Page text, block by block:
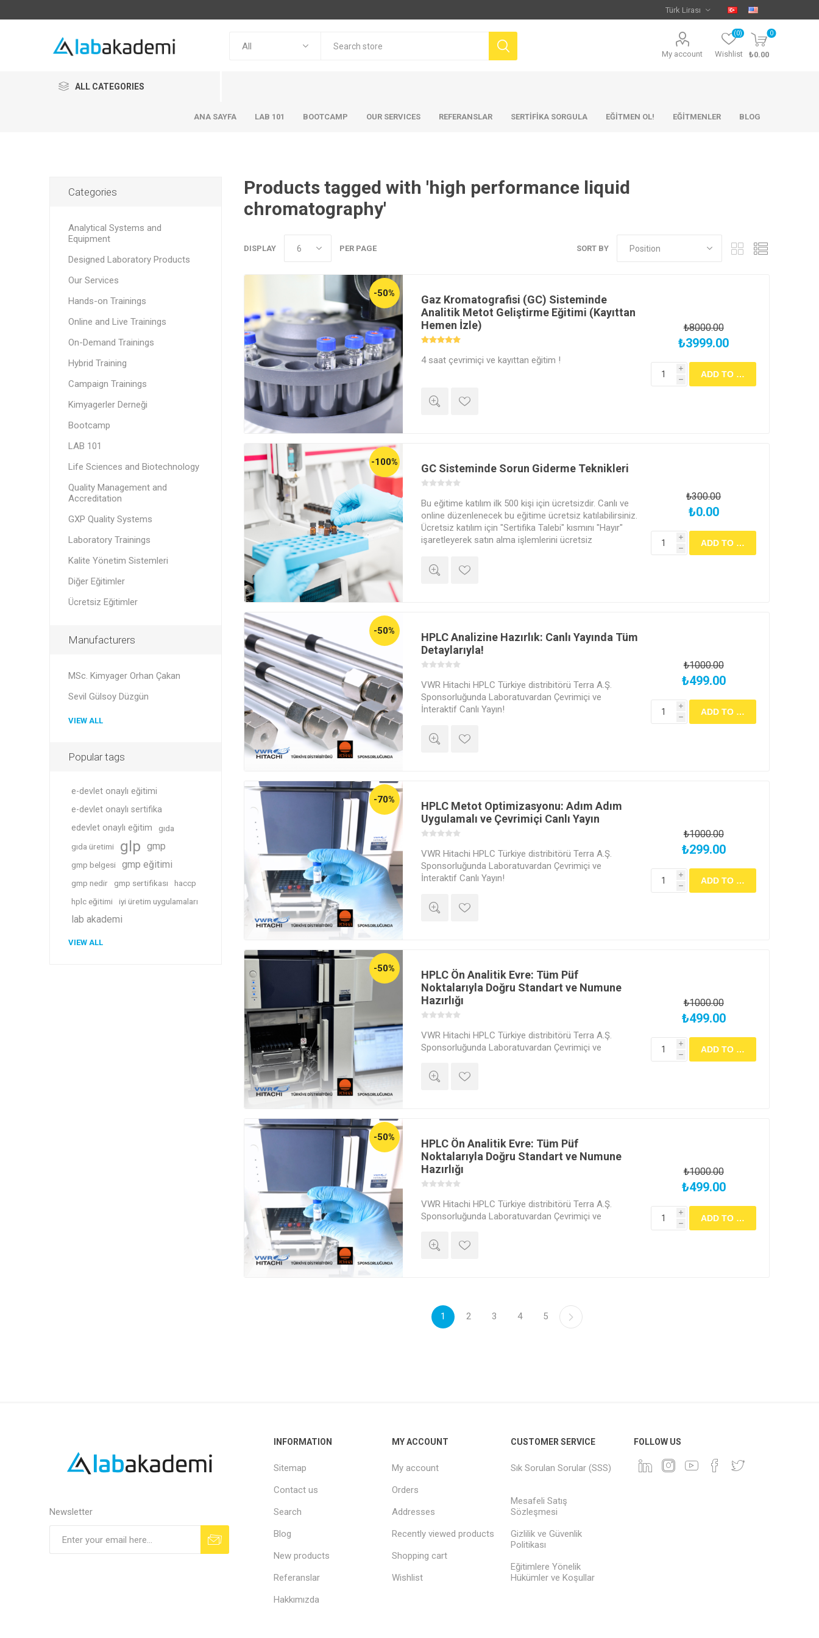
My account Wishlist
(0) 0
₺0.00
ALL CATEGORIES
ANA SAYFA LAB 101 BOOTCAMP OUR SERVICES REFERANSLAR SERTİFİKA SORGULA EĞİTMEN OL! EĞİTMENLER BLOG
Products tagged with 'high performance liquid
chromatography'
SORT BY
DISPLAY PER PAGE
-50%
Gaz Kromatografisi (GC) Sisteminde
Analitik Metot Geliştirme Eğitimi (Kayıttan
Hemen İzle)
4 saat çevrimiçi ve kayıttan eğitim !
₺8000.00
₺3999.00
i
h
-100% GC Sisteminde Sorun Giderme Teknikleri
Bu eğitime katılım ilk 500 kişi için ücretsizdir. Canlı ve
online düzenlenecek bu eğitime ücretsiz katılabilirsiniz.
Ücretsiz katılım için "Sertifika Talebi" kısmını "Hayır"
işaretleyerek satın alma işlemlerini ücretsiz
adınıza düzenlenmiş bir başarı sertifikası almak için
"Sertifika Talebi" kısmını "Evet" olarak işaretlemeniz ve
₺300.00
₺0.00
i
h
-50%
HPLC Analizine Hazırlık: Canlı Yayında Tüm
Detaylarıyla!
VWR Hitachi HPLC Türkiye distribitörü Terra A.Ş.
Sponsorluğunda Laboratuvardan Çevrimiçi ve
İnteraktif Canlı Yayın!
₺1000.00
₺499.00
i
h
-70%
HPLC Metot Optimizasyonu: Adım Adım
Uygulamalı ve Çevrimiçi Canlı Yayın
VWR Hitachi HPLC Türkiye distribitörü Terra A.Ş.
Sponsorluğunda Laboratuvardan Çevrimiçi ve
İnteraktif Canlı Yayın!
₺1000.00
₺299.00
i
h
-50%
HPLC Ön Analitik Evre: Tüm Püf
Noktalarıyla Doğru Standart ve Numune
Hazırlığı
VWR Hitachi HPLC Türkiye distribitörü Terra A.Ş.
Sponsorluğunda Laboratuvardan Çevrimiçi ve
₺1000.00
₺499.00
i
h
-50%
HPLC Ön Analitik Evre: Tüm Püf
Noktalarıyla Doğru Standart ve Numune
Hazırlığı
VWR Hitachi HPLC Türkiye distribitörü Terra A.Ş.
Sponsorluğunda Laboratuvardan Çevrimiçi ve
₺1000.00
₺499.00
i
h
1 2 3 4 5
Categories
Analytical Systems and
Equipment
Designed Laboratory Products
Our Services
Hands-on Trainings
Online and Live Trainings
On-Demand Trainings
Hybrid Training
Campaign Trainings
Kimyagerler Derneği
Bootcamp
LAB 101
Life Sciences and Biotechnology
Quality Management and
Accreditation
GXP Quality Systems
Laboratory Trainings
Kalite Yönetim Sistemleri
Diğer Eğitimler
Ücretsiz Eğitimler
Manufacturers
MSc. Kimyager Orhan Çakan
Sevil Gülsoy Düzgün
VIEW ALL
Popular tags
e-devlet onaylı eğitimi
e-devlet onaylı sertifika
edevlet onaylı eğitim
gıda
gıda üretimi
glp gmp
gmp belgesi gmp eğitimi
gmp nedir gmp sertifikası
haccp
hplc eğitimi
iyi üretim uygulamaları
lab akademi
VIEW ALL
Newsletter
INFORMATION
Sitemap
Contact us
Search
Blog
New products
Referanslar
Hakkımızda
MY ACCOUNT
My account
Orders
Addresses
Recently viewed products
Shopping cart
Wishlist
CUSTOMER SERVICE
Sık Sorulan Sorular (SSS)
Mesafeli Satış
Sözleşmesi
Gizlilik ve Güvenlik
Politikası
Eğitimlere Yönelik
Hükümler ve Koşullar
FOLLOW US